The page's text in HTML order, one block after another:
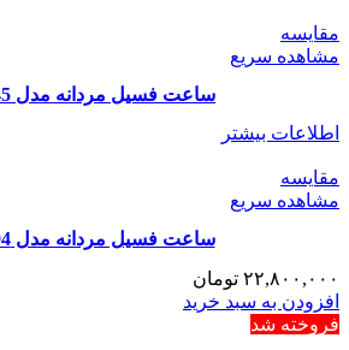
مقایسه
مشاهده سریع
ساعت فسیل مردانه مدل CH2945
اطلاعات بیشتر
مقایسه
مشاهده سریع
ساعت فسیل مردانه مدل BQ2494
۲۲,۸۰۰,۰۰۰ تومان
افزودن به سبد خرید
فروخته شد